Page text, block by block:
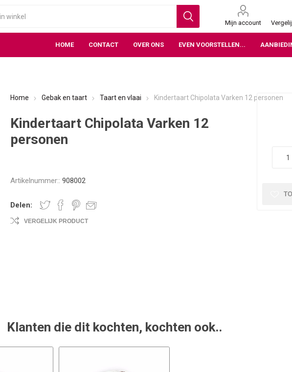
Mijn account
HOME CONTACT OVER ONS EVEN VOORSTELLEN...
Home Gebak en taart Taart en vlaai Kindertaart Chipolata Varken 12 personen
Kindertaart Chipolata Varken 12
personen
VERGELIJK PRODUCT
Artikelnummer:: 908002
Delen:
Klanten die dit kochten, kochten ook..